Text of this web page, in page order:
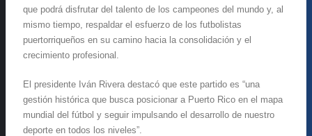
que podrá disfrutar del talento de los campeones del mundo y, al
mismo tiempo, respaldar el esfuerzo de los futbolistas
puertorriqueños en su camino hacia la consolidación y el
crecimiento profesional.
El presidente Iván Rivera destacó que este partido es “una
gestión histórica que busca posicionar a Puerto Rico en el mapa
mundial del fútbol y seguir impulsando el desarrollo de nuestro
deporte en todos los niveles”.